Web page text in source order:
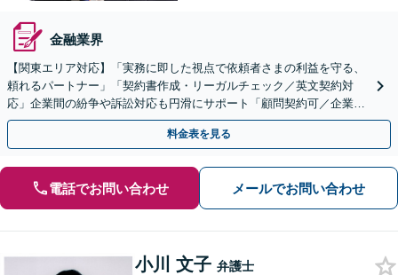
金融業界
【関東エリア対応】「実務に即した視点で依頼者さまの利益を守る、
頼れるパートナー」「契約書作成・リーガルチェック／英文契約対
応」企業間の紛争や訴訟対応も円滑にサポート「顧問契約可／企業規
模や業種に応じて柔軟にカスタマイズ」【休日・夜間相談可】
料金表を見る
電話でお問い合わせ メールでお問い合わせ
小川 文子 弁護士